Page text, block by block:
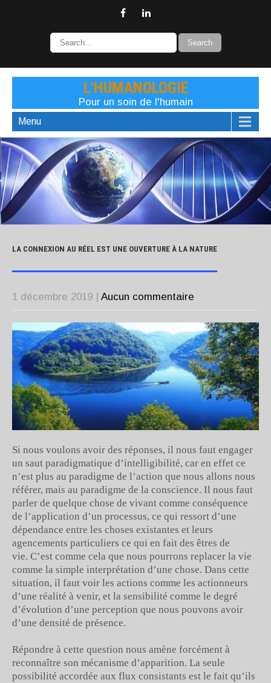
L'HUMANOLOGIE
Pour un soin de l'humain
Menu
LA CONNEXION AU RÉEL EST UNE OUVERTURE À LA NATURE
1 décembre 2019 Aucun commentaire
Si nous voulons avoir des réponses, il nous faut engager
un saut paradigmatique d’intelligibilité, car en effet ce
n’est plus au paradigme de l’action que nous allons nous
référer, mais au paradigme de la conscience. Il nous faut
parler de quelque chose de vivant comme conséquence
de l’application d’un processus, ce qui ressort d’une
dépendance entre les choses existantes et leurs
agencements particuliers ce qui en fait des êtres de
vie. C’est comme cela que nous pourrons replacer la vie
comme la simple interprétation d’une chose. Dans cette
situation, il faut voir les actions comme les actionneurs
d’une réalité à venir, et la sensibilité comme le degré
d’évolution d’une perception que nous pouvons avoir
d’une densité de présence.
Répondre à cette question nous amène forcément à
reconnaître son mécanisme d’apparition. La seule
possibilité accordée aux flux consistants est le fait qu’ils